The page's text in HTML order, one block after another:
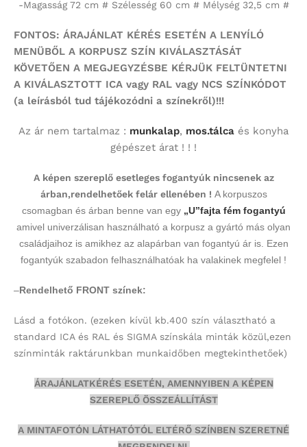
-Magasság 72 cm # Szélesség 60 cm # Mélység 32,5 cm #
FONTOS: ÁRAJÁNLAT KÉRÉS ESETÉN A LENYÍLÓ
MENÜBŐL A KORPUSZ SZÍN KIVÁLASZTÁSÁT
KÖVETŐEN A MEGJEGYZÉSBE KÉRJÜK FELTÜNTETNI
A KIVÁLASZTOTT ICA vagy RAL vagy NCS SZÍNKÓDOT
(a leírásból tud tájékozódni a színekről)!!!
Az ár nem tartalmaz : munkalap, mos.tálca és konyha
gépészet árat ! ! !
A képen szereplő esetleges fogantyúk nincsenek az
árban,rendelhetőek felár ellenében ! A korpuszos
csomagban és árban benne van egy „U”fajta fém fogantyú
amivel univerzálisan használható a korpusz a gyártó más olyan
családjaihoz is amikhez az alapárban van fogantyú ár is. Ezen
fogantyúk szabadon felhasználhatóak ha valakinek megfelel !
–Rendelhető FRONT színek:
Lásd a fotókon. (ezeken kívül kb.400 szín választható a
standard ICA és RAL és SIGMA színskála minták közül,ezen
színminták raktárunkban munkaidőben megtekinthetőek)
ÁRAJÁNLATKÉRÉS ESETÉN, AMENNYIBEN A KÉPEN
SZEREPLŐ ÖSSZEÁLLÍTÁST
A MINTAFOTÓN LÁTHATÓTÓL ELTÉRŐ SZÍNBEN SZERETNÉ